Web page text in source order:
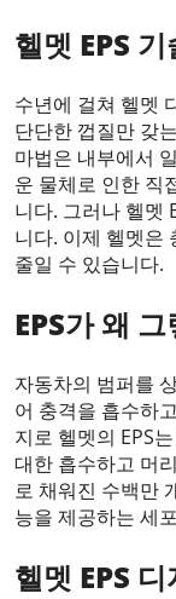
헬멧 EPS
수년에 걸쳐 헬멧
단단한 껍질만 갖
마법은 내부에서
운 물체로 인한 직
니다. 그러나 헬멧
니다. 이제 헬멧은
줄일 수 있습니다.
EPS가 왜
자동차의 범퍼를
어 충격을 흡수하
지로 헬멧의 EPS
대한 흡수하고 머
로 채워진 수백만
능을 제공하는 세
헬멧 EPS